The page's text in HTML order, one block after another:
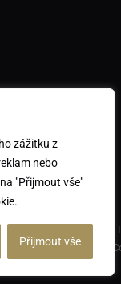
zážitku z
nebo
"Přijmout vše"
Přijmout vše
PRO VINAŘSTVÍ
č.p. 589 – 687 10,
©